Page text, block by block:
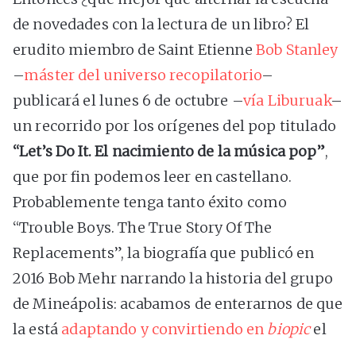
de novedades con la lectura de un libro? El
erudito miembro de Saint Etienne Bob Stanley
–máster del universo recopilatorio–
publicará el lunes 6 de octubre –vía Liburuak–
un recorrido por los orígenes del pop titulado
“Let’s Do It. El nacimiento de la música pop”,
que por fin podemos leer en castellano.
Probablemente tenga tanto éxito como
“Trouble Boys. The True Story Of The
Replacements”, la biografía que publicó en
2016 Bob Mehr narrando la historia del grupo
de Mineápolis: acabamos de enterarnos de que
la está adaptando y convirtiendo en biopicel